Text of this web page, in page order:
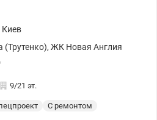
Киев
, ЖК Новая Англия
9/21 эт.
С ремонтом